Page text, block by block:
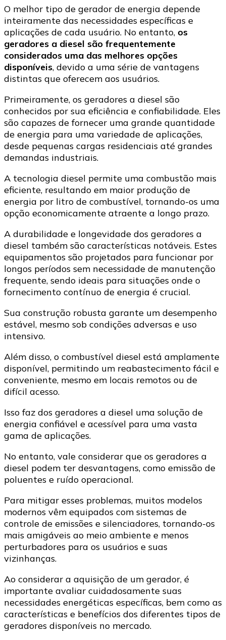
O melhor tipo de gerador de energia depende
inteiramente das necessidades específicas e
aplicações de cada usuário. No entanto, os
geradores a diesel são frequentemente
considerados uma das melhores opções
disponíveis, devido a uma série de vantagens
distintas que oferecem aos usuários.
Primeiramente, os geradores a diesel são
conhecidos por sua eficiência e confiabilidade. Eles
são capazes de fornecer uma grande quantidade
de energia para uma variedade de aplicações,
desde pequenas cargas residenciais até grandes
demandas industriais.
A tecnologia diesel permite uma combustão mais
eficiente, resultando em maior produção de
energia por litro de combustível, tornando-os uma
opção economicamente atraente a longo prazo.
A durabilidade e longevidade dos geradores a
diesel também são características notáveis. Estes
equipamentos são projetados para funcionar por
longos períodos sem necessidade de manutenção
frequente, sendo ideais para situações onde o
fornecimento contínuo de energia é crucial.
Sua construção robusta garante um desempenho
estável, mesmo sob condições adversas e uso
intensivo.
Além disso, o combustível diesel está amplamente
disponível, permitindo um reabastecimento fácil e
conveniente, mesmo em locais remotos ou de
difícil acesso.
Isso faz dos geradores a diesel uma solução de
energia confiável e acessível para uma vasta
gama de aplicações.
No entanto, vale considerar que os geradores a
diesel podem ter desvantagens, como emissão de
poluentes e ruído operacional.
Para mitigar esses problemas, muitos modelos
modernos vêm equipados com sistemas de
controle de emissões e silenciadores, tornando-os
mais amigáveis ao meio ambiente e menos
perturbadores para os usuários e suas
vizinhanças.
Ao considerar a aquisição de um gerador, é
importante avaliar cuidadosamente suas
necessidades energéticas específicas, bem como as
características e benefícios dos diferentes tipos de
geradores disponíveis no mercado.